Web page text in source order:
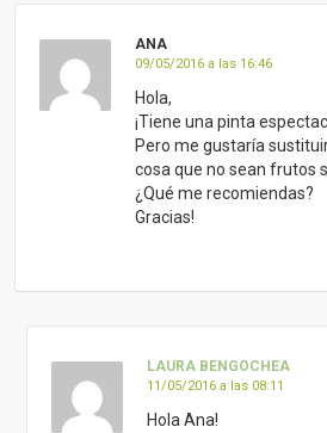
ANA
09/05/2016 a las 16:46
Hola,
¡Tiene una pinta
Pero me gustaría
cosa que no sean frutos
¿Qué me recomiendas?
Gracias!
LAURA BENGOCHEA
11/05/2016 a las 08:11
Hola Ana!